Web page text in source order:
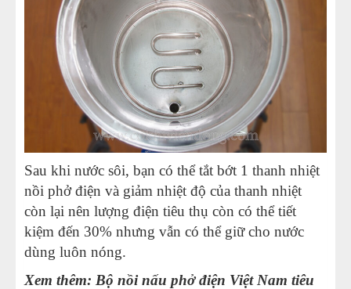
Sau khi nước sôi, bạn có thể tắt bớt 1 thanh nhiệt
nồi phở điện và giảm nhiệt độ của thanh nhiệt
còn lại nên lượng điện tiêu thụ còn có thể tiết
kiệm đến 30% nhưng vẫn có thể giữ cho nước
dùng luôn nóng.
Xem thêm: Bộ nồi nấu phở điện Việt Nam tiêu